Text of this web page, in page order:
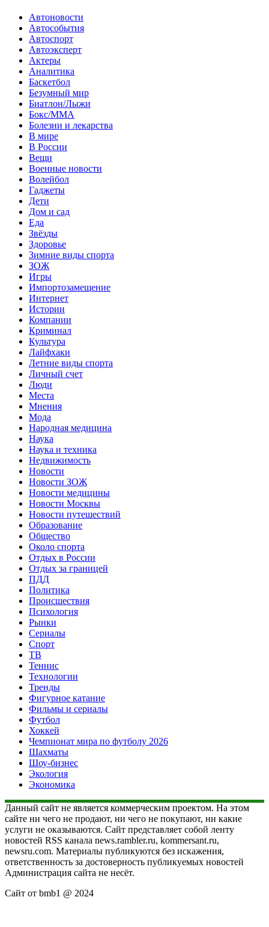
Автоновости
Автособытия
Автоспорт
Автоэксперт
Актеры
Аналитика
Баскетбол
Безумный мир
Биатлон/Лыжи
Бокс/MMA
Болезни и лекарства
В мире
В России
Вещи
Военные новости
Волейбол
Гаджеты
Дети
Дом и сад
Еда
Звёзды
Здоровье
Зимние виды спорта
ЗОЖ
Игры
Импортозамещение
Интернет
Истории
Компании
Криминал
Культура
Лайфхаки
Летние виды спорта
Личный счет
Люди
Места
Мнения
Мода
Народная медицина
Наука
Наука и техника
Недвижимость
Новости
Новости ЗОЖ
Новости медицины
Новости Москвы
Новости путешествий
Образование
Общество
Около спорта
Отдых в России
Отдых за границей
ПДД
Политика
Происшествия
Психология
Рынки
Сериалы
Спорт
ТВ
Теннис
Технологии
Тренды
Фигурное катание
Фильмы и сериалы
Футбол
Хоккей
Чемпионат мира по футболу 2026
Шахматы
Шоу-бизнес
Экология
Экономика
Данный сайт не является коммерческим проектом. На этом
сайте ни чего не продают, ни чего не покупают, ни какие
услуги не оказываются. Сайт представляет собой ленту
новостей RSS канала news.rambler.ru, kommersant.ru,
newsru.com. Материалы публикуются без искажения,
ответственность за достоверность публикуемых новостей
Администрация сайта не несёт.
Сайт от bmb1 @ 2024